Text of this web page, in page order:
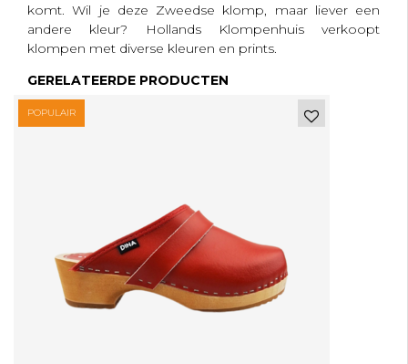
komt. Wil je deze Zweedse klomp, maar liever een
andere kleur? Hollands Klompenhuis verkoopt
klompen met diverse kleuren en prints.
GERELATEERDE PRODUCTEN
POPULAIR